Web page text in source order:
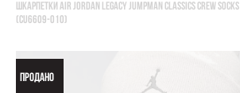
ШКАРПЕТКИ AIR JORDAN LEGACY JUMPMAN CLASSICS CREW SOCKS
(CU6609-010)
ПРОДАНО